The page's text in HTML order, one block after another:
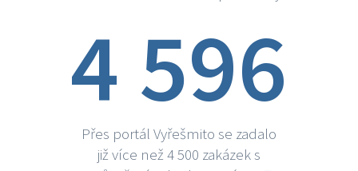
4 596
Přes portál Vyřešmito se zadalo
již více než 4 500 zakázek s